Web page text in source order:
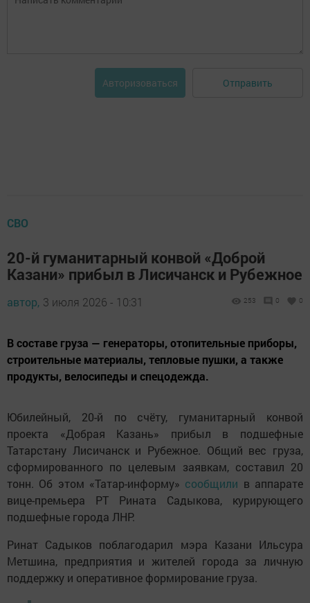
Авторизоваться Отправить
СВО
20-й гуманитарный конвой «Доброй
Казани» прибыл в Лисичанск и Рубежное
автор, 3 июля 2026 - 10:31 253 0 0
В составе груза — генераторы, отопительные приборы,
строительные материалы, тепловые пушки, а также
продукты, велосипеды и спецодежда.
Юбилейный, 20-й по счёту, гуманитарный конвой
проекта «Добрая Казань» прибыл в подшефные
Татарстану Лисичанск и Рубежное. Общий вес груза,
сформированного по целевым заявкам, составил 20
тонн. Об этом «Татар-информу» сообщили в аппарате
вице-премьера РТ Рината Садыкова, курирующего
подшефные города ЛНР.
Ринат Садыков поблагодарил мэра Казани Ильсура
Метшина, предприятия и жителей города за личную
поддержку и оперативное формирование груза.